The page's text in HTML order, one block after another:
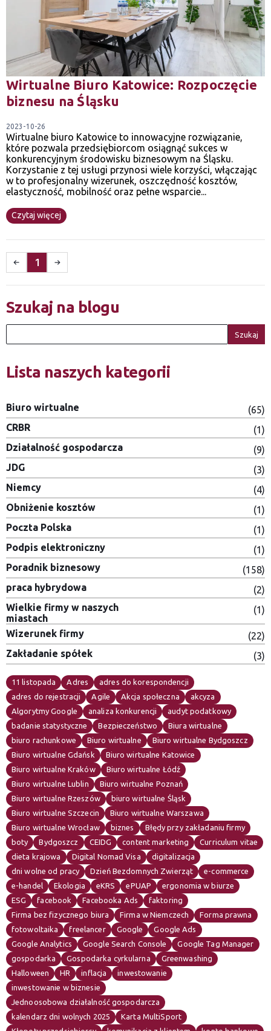
Wirtualne Biuro Katowice: Rozpoczęcie
biznesu na Śląsku
2023-10-26
Wirtualne biuro Katowice to innowacyjne rozwiązanie,
które pozwala przedsiębiorcom osiągnąć sukces w
konkurencyjnym środowisku biznesowym na Śląsku.
Korzystanie z tej usługi przynosi wiele korzyści, włączając
w to profesjonalny wizerunek, oszczędność kosztów,
elastyczność, mobilność oraz pełne wsparcie...
Czytaj więcej
1
Szukaj na blogu
Szukaj
Lista naszych kategorii
Biuro wirtualne
(65)
CRBR
(1)
Działalność gospodarcza
(9)
JDG
(3)
Niemcy
(4)
Obniżenie kosztów
(1)
Poczta Polska
(1)
Podpis elektroniczny
(1)
Poradnik biznesowy
(158)
praca hybrydowa
(2)
Wielkie firmy w naszych
miastach
(1)
Wizerunek firmy
(22)
Zakładanie spółek
(3)
11 listopada Adres
adres do korespondencji
adres do rejestracji
Agile Akcja społeczna
akcyza
Algorytmy Google
analiza konkurencji
audyt podatkowy
badanie statystyczne
Bezpieczeństwo
Biura wirtualne
biuro rachunkowe
Biuro wirtualne
Biuro wirtualne Bydgoszcz
Biuro wirtualne Gdańsk
Biuro wirtualne Katowice
Biuro wirtualne Kraków
Biuro wirtualne Łódź
Biuro wirtualne Lublin
Biuro wirtualne Poznań
Biuro wirtualne Rzeszów
biuro wirtualne Śląsk
Biuro wirtualne Szczecin
Biuro wirtualne Warszawa
Biuro wirtualne Wrocław
biznes
Błędy przy zakładaniu firmy
boty
Bydgoszcz CEIDG content marketing
Curriculum vitae
dieta krajowa
Digital Nomad Visa
digitalizacja
dni wolne od pracy
Dzień Bezdomnych Zwierząt
e-commerce
e-handel
Ekologia eKRS ePUAP
ergonomia w biurze
ESG
facebook Facebooka Ads
faktoring
Firma bez fizycznego biura
Firma w Niemczech
Forma prawna
fotowoltaika
freelancer Google
Google Ads
Google Analytics
Google Search Console
Google Tag Manager
gospodarka
Gospodarka cyrkularna
Greenwashing
Halloween
HR inflacja
inwestowanie
inwestowanie w biznesie
Jednoosobowa działalność gospodarcza
kalendarz dni wolnych 2025
Karta MultiSport